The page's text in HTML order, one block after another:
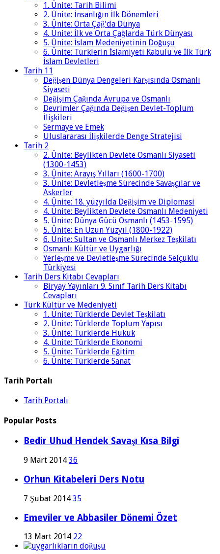
1. Ünite: Tarih Bilimi
2. Ünite: İnsanlığın İlk Dönemleri
3. Ünite: Orta Çağ'da Dünya
4. Ünite: İlk ve Orta Çağlarda Türk Dünyası
5. Ünite: İslam Medeniyetinin Doğuşu
6. Ünite: Türklerin İslamiyeti Kabulu ve İlk Türk
İslam Devletleri
Tarih 11
Değişen Dünya Dengeleri Karşısında Osmanlı
Siyaseti
Değişim Çağında Avrupa ve Osmanlı
Devrimler Çağında Değişen Devlet-Toplum
İlişkileri
Sermaye ve Emek
Uluslararası İlişkilerde Denge Stratejisi
Tarih 2
2. Ünite: Beylikten Devlete Osmanlı Siyaseti
(1300-1453)
3. Ünite: Arayış Yılları (1600-1700)
3. Ünite: Devletleşme Sürecinde Savaşçılar ve
Askerler
4. Ünite: 18. yüzyılda Değişim ve Diplomasi
4. Ünite: Beylikten Devlete Osmanlı Medeniyeti
5. Ünite: Dünya Gücü Osmanlı (1453-1595)
5. Ünite: En Uzun Yüzyıl (1800-1922)
6. Ünite: Sultan ve Osmanlı Merkez Teşkilatı
Osmanlı Kültür ve Uygarlığı
Yerleşme ve Devletleşme Sürecinde Selçuklu
Türkiyesi
Tarih Ders Kitabı Cevapları
Biryay Yayınları 9. Sınıf Tarih Ders Kitabı
Cevapları
Türk Kültür ve Medeniyeti
1. Ünite: Türklerde Devlet Teşkilatı
2. Ünite: Türklerde Toplum Yapısı
3. Ünite: Türklerde Hukuk
4. Ünite: Türklerde Ekonomi
5. Ünite: Türklerde Eğitim
6. Ünite: Türklerde Sanat
Tarih Portalı
Tarih Portalı
Popular Posts
Bedir Uhud Hendek Savaşı Kısa Bilgi
9 Mart 2014 36
Orhun Kitabeleri Ders Notu
7 Şubat 2014 35
Emeviler ve Abbasiler Dönemi Özet
13 Mart 2014 22